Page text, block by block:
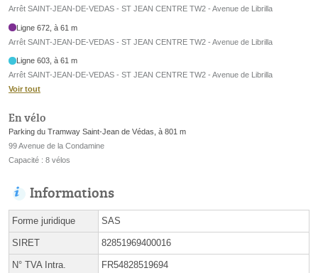
Arrêt SAINT-JEAN-DE-VEDAS - ST JEAN CENTRE TW2 - Avenue de Librilla
Ligne 672, à 61 m
Arrêt SAINT-JEAN-DE-VEDAS - ST JEAN CENTRE TW2 - Avenue de Librilla
Ligne 603, à 61 m
Arrêt SAINT-JEAN-DE-VEDAS - ST JEAN CENTRE TW2 - Avenue de Librilla
Voir tout
En vélo
Parking du Tramway Saint-Jean de Védas, à 801 m
99 Avenue de la Condamine
Capacité : 8 vélos
Informations
Forme juridique SAS
SIRET 82851969400016
N° TVA Intra. FR54828519694